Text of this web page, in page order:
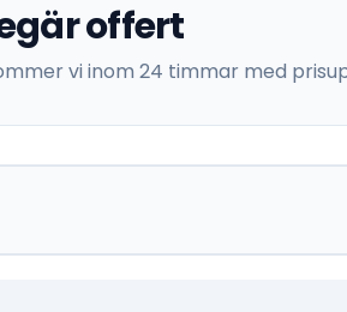
offert
vi inom 24 timmar med